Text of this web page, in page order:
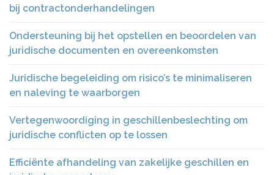
bij contractonderhandelingen
Ondersteuning bij het opstellen en beoordelen van
juridische documenten en overeenkomsten
Juridische begeleiding om risico’s te minimaliseren
en naleving te waarborgen
Vertegenwoordiging in geschillenbeslechting om
juridische conflicten op te lossen
Efficiënte afhandeling van zakelijke geschillen en